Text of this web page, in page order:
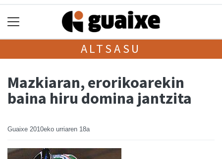
ALTSASU
Mazkiaran, erorikoarekin
baina hiru domina jantzita
Guaixe 2010eko urriaren 18a